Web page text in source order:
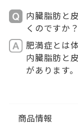
内臓脂肪と
くのですか？
肥満症とは
内臓脂肪と
があります。
商品情報